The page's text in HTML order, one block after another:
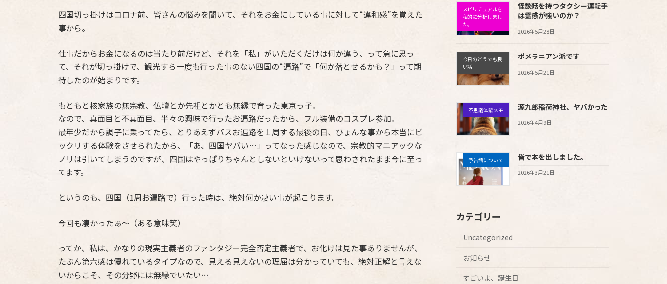
四国切っ掛けはコロナ前、皆さんの悩みを聞いて、それをお金にしている事に対して“違和感”を覚えた
事から。
仕事だからお金になるのは当たり前だけど、それを「私」がいただくだけは何か違う、って急に思っ
て、それが切っ掛けで、観光すら一度も行った事のない四国の“遍路”で「何か落とせるかも？」って期
待したのが始まりです。
もともと核家族の無宗教、仏壇とか先祖とかとも無縁で育った東京っ子。
なので、真面目と不真面目、半々の興味で行ったお遍路だったから、フル装備のコスプレ参加。
最年少だから調子に乗ってたら、とりあえずバスお遍路を１周する最後の日、ひょんな事から本当にビ
ックリする体験をさせられたから、「あ、四国ヤバい…」ってなった感じなので、宗教的マニアックな
ノリは引いてしまうのですが、四国はやっぱりちゃんとしないといけないって思わされたまま今に至っ
てます。
というのも、四国（1周お遍路で）行った時は、絶対何か凄い事が起こります。
今回も凄かったぁ～（ある意味笑）
ってか、私は、かなりの現実主義者のファンタジー完全否定主義者で、お化けは見た事ありませんが、
たぶん第六感は優れているタイプなので、見える見えないの理屈は分かっていても、絶対正解と言えな
いからこそ、その分野には無縁でいたい…
スピリチュアルを
私的に分析しまし
た。
怪談話を持つタクシー運転手
は霊感が強いのか？
2026年5月28日
今日のどうでも良
い話
ポメラニアン派です
2026年5月21日
不思議体験メモ 源九郎稲荷神社、ヤバかった
2026年4月9日
予告館について 皆で本を出しました。
2026年3月21日
カテゴリー
Uncategorized
お知らせ
すごいよ、誕生日